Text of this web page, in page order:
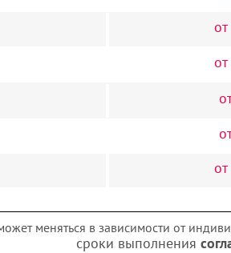
от
от
от
меняться в зависимости от
сроки выполнения